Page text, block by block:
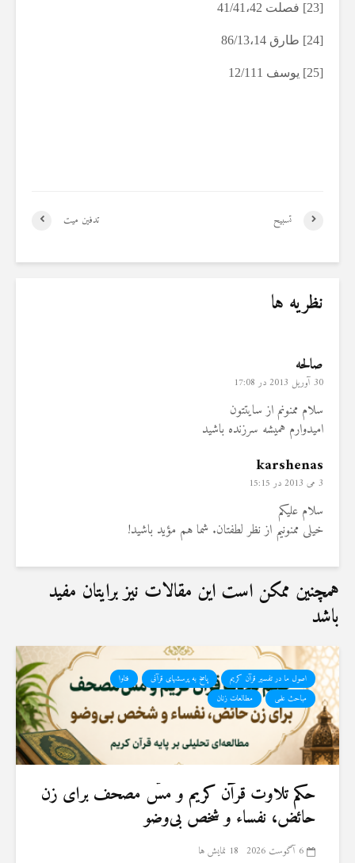
[23] فصلت 41/41،42
[24] طارق 86/13،14
[25] یوسف 12/111
تدفین میت تسبیح
نظریه ها
صالحه
30 آوریل 2013 در 17:08
سلام ممنونم از سایتتون
امیدوارم همیشه سرزنده باشید
karshenas
3 می 2013 در 15:15
سلام علیکم
خیلی ممنونیم از نظر لطفتان. شما هم مؤید باشید!
همچنین ممکن است این مقالات نیز برایتان مفید
باشد
اصول ما در تفسیر قرآن کریم پاسخ به پرسشهای قرآنی
فتاوا
مباحث علمی
مطالعات زنان
حكم تلاوت قرآن كريم و مسّ مصحف برای زن
حائض، نفساء و شخص بی‌وضو
6 آگوست 2026 18 نمایش ها